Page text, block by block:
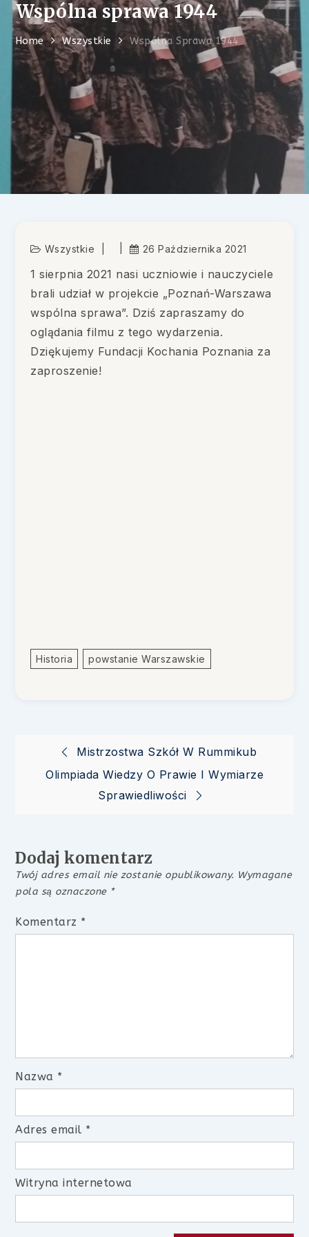
Wspólna sprawa 1944
Home Wszystkie Wspólna Sprawa 1944
Wszystkie 26 Października 2021
1 sierpnia 2021 nasi uczniowie i nauczyciele
brali udział w projekcie „Poznań-Warszawa
wspólna sprawa”. Dziś zapraszamy do
oglądania filmu z tego wydarzenia.
Dziękujemy Fundacji Kochania Poznania za
zaproszenie!
Historia Powstanie Warszawskie
Nawigacja
wpisu
Mistrzostwa Szkół W Rummikub
Olimpiada Wiedzy O Prawie I Wymiarze
Sprawiedliwości
Dodaj komentarz
Twój adres email nie zostanie opublikowany. Wymagane
pola są oznaczone *
Komentarz *
Nazwa *
Adres email *
Witryna internetowa